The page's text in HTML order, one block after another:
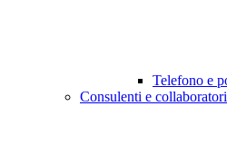
Telefono e
Consulenti e collaboratori